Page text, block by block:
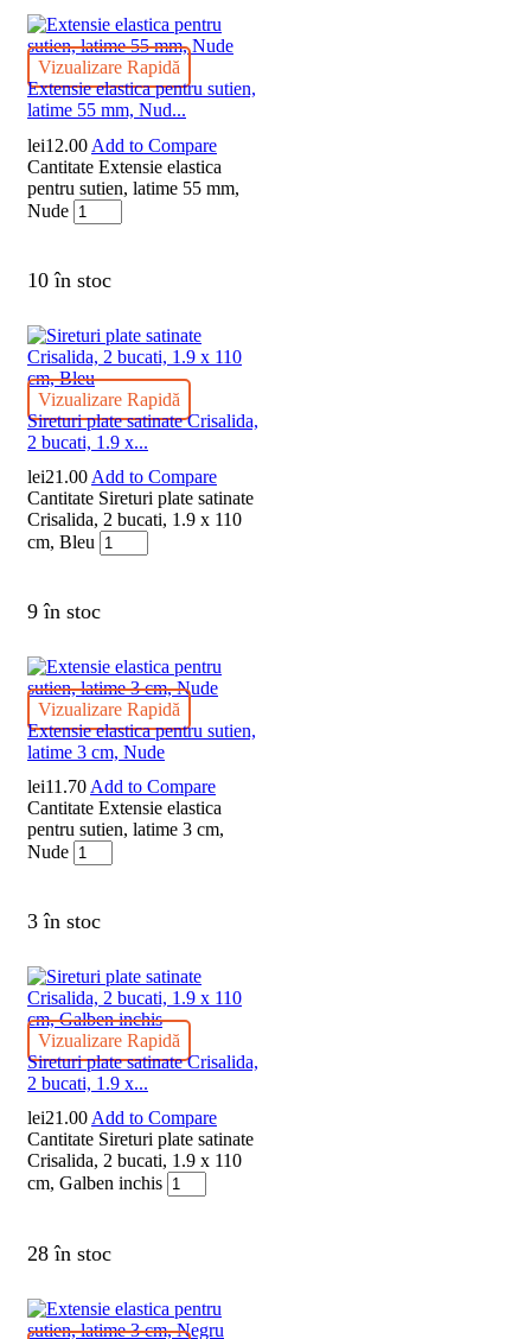
Vizualizare Rapidă
Extensie elastica pentru sutien,
latime 55 mm, Nud...
lei12.00 Add to Compare
Cantitate Extensie elastica
pentru sutien, latime 55 mm,
Nude
10 în stoc
Vizualizare Rapidă
Sireturi plate satinate Crisalida,
2 bucati, 1.9 x...
lei21.00 Add to Compare
Cantitate Sireturi plate satinate
Crisalida, 2 bucati, 1.9 x 110
cm, Bleu
9 în stoc
Vizualizare Rapidă
Extensie elastica pentru sutien,
latime 3 cm, Nude
lei11.70 Add to Compare
Cantitate Extensie elastica
pentru sutien, latime 3 cm,
Nude
3 în stoc
Vizualizare Rapidă
Sireturi plate satinate Crisalida,
2 bucati, 1.9 x...
lei21.00Add to Compare
Cantitate Sireturi plate satinate
Crisalida, 2 bucati, 1.9 x 110
cm, Galben inchis
28 în stoc